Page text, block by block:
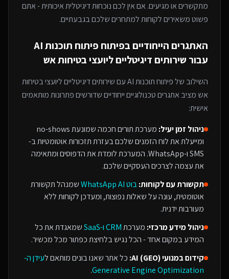
מתקשרים או מגיעים. אם אין לכם נוכחות דיגיטלית איכותית - אתם
פשוט משאירים לקוחות למתחריםשלכם בגבעתיים.
האתגרים הייחודיים בפיתוח פיתוח תוכנות AI
עבור שירותים דיגיטליים ליועצי בטיחות אש
השילוב שלפיתוח תוכנות AI עםשירותים דיגיטליים ליועצי בטיחות
אש מציב אתגרים טכנולוגיים ייחודיים שדורשים פתרונות מותאמים
אישית:
ניהול זמן יעיל:
מערכת תורים חכמה שמונעת no-shows
ומייעלת את לוח הזמנים שלכם בעזרת תזכורות אוטומטיות ב-
SMS ו-WhatsApp. המערכת לומדת את הדפוסים ומתאימה
את עצמה לצרכים העסקיים שלכם.
תקשורת עם לקוחות:בוט WhatsApp AI
שמנהל תקשורת
אוטומטית, עונה על שאלות נפוצות, ומעדכן לקוחות ללא
מעורבות ידנית.
ניהול מידע מרכזי: מערכתCRM ו-SaaS
שמאגדת את כל
המידע במקום אחד - הכל נגיש בלחיצת כפתור מכל מכשיר.
קידום במנועי AI (GEO):
כל אתר שאנו בונים מותאם לעידן ה-
Generative Engine Optimization
.